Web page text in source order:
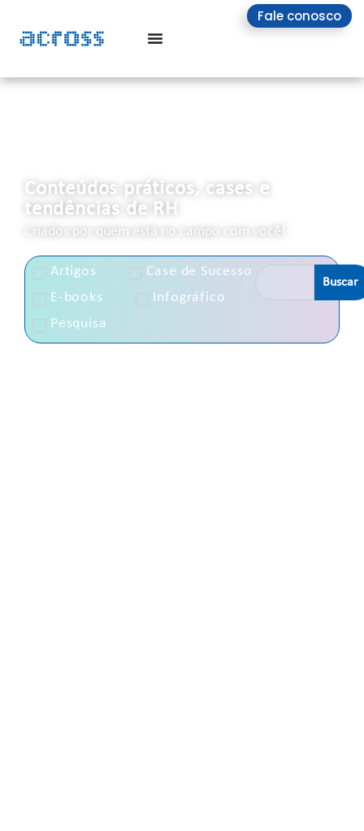
Fale conosco
Conteúdos práticos, cases e
tendências de RH
Criados por quem está no campo com você!
Artigos
Case de Sucesso
E-books
Infográfico
Pesquisa
Buscar